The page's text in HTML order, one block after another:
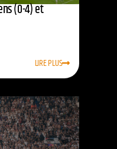
(0-4) et
LIRE PLUS